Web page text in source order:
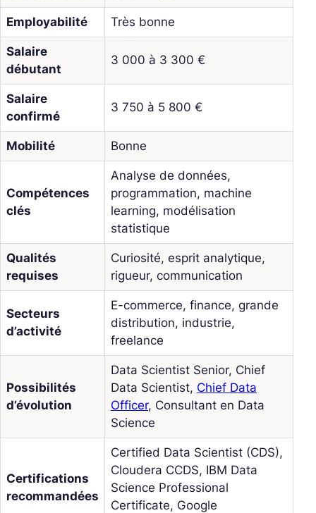
Employabilité Très bonne
Salaire
débutant
3 000 à 3 300 €
Salaire
confirmé
3 750 à 5 800 €
Mobilité Bonne
Compétences
clés
Analyse de données,
programmation, machine
learning, modélisation
statistique
Qualités
requises
Curiosité, esprit analytique,
rigueur, communication
Secteurs
d’activité
E-commerce, finance, grande
distribution, industrie,
freelance
Possibilités
d’évolution
Data Scientist Senior, Chief
Data Scientist, Chief Data
Officer, Consultant en Data
Science
Certifications
recommandées
Certified Data Scientist (CDS),
Cloudera CCDS, IBM Data
Science Professional
Certificate, Google